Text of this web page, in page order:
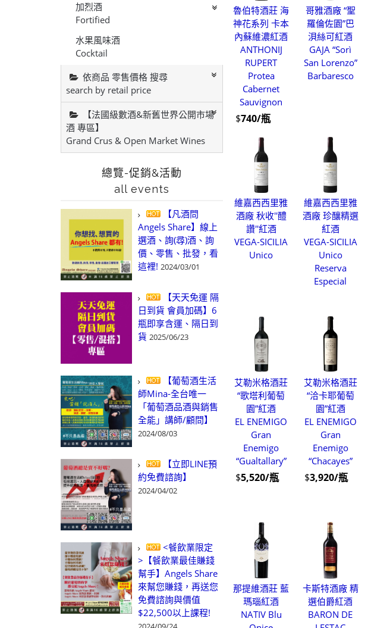
加烈酒
Fortified
水果風味酒
Cocktail
依商品 零售價格 搜尋
search by retail price
【法國級數酒&新舊世界公開市場
酒 專區】
Grand Crus & Open Market Wines
總覽-促銷&活動
all events
【凡酒問
Angels Share】線上
選酒、詢(尋)酒、詢
價、零售、批發，看
這裡! 2024/03/01
【天天免運 隔
日到貨 會員加碼】6
瓶即享含運、隔日到
貨 2025/06/23
【葡萄酒生活
師Mina-全台唯一
「葡萄酒品酒與銷售
全能」講師/顧問】
2024/08/03
【立即LINE預
約免費諮詢】
2024/04/02
<餐飲業限定
>【餐飲業最佳賺錢
幫手】Angels Share
來幫您賺錢，再送您
免費諮詢與價值
$22,500以上課程!
魯伯特酒莊 海
神花系列 卡本
內蘇維濃紅酒
ANTHONIJ
RUPERT
Protea
Cabernet
Sauvignon
$740/瓶
哥雅酒廠 “聖
羅倫佐園”巴
浿絲可紅酒
GAJA “Sorì
San Lorenzo”
Barbaresco
維嘉西西里雅
酒廠 秋收''醴
讚''紅酒
VEGA-SICILIA
Unico
維嘉西西里雅
酒廠 珍釀精選
紅酒
VEGA-SICILIA
Unico
Reserva
Especial
艾勒米格酒莊
“歌塔利葡萄
園”紅酒
EL ENEMIGO
Gran
Enemigo
“Gualtallary”
$5,520/瓶
艾勒米格酒莊
“洽卡耶葡萄
園”紅酒
EL ENEMIGO
Gran
Enemigo
“Chacayes”
$3,920/瓶
那提維酒莊 藍
瑪瑙紅酒
NATIV Blu
卡斯特酒廠 精
選伯爵紅酒
BARON DE